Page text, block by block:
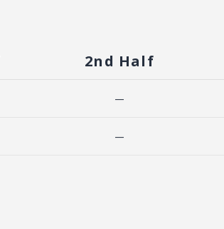
2nd Half
—
—